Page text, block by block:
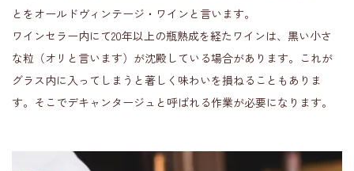
とをオールドヴィンテージ・ワインと言います。
ワインセラー内にて20年以上の瓶熟成を経たワインは、黒い小さ
な粒（オリと言います）が沈殿している場合があります。これが
グラス内に入ってしまうと著しく味わいを損ねることもありま
す。そこでデキャンタージュと呼ばれる作業が必要になります。